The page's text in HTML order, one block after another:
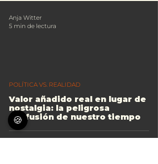
Valor añadido real en lugar de
nostalgia: la peligrosa
confusión de nuestro tiempo
POLÍTICA VS. REALIDAD
Anja Witter
5 min de lectura
🍪